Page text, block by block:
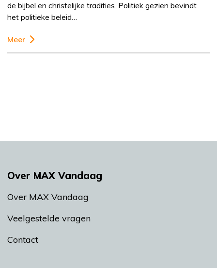
de bijbel en christelijke tradities. Politiek gezien bevindt
het politieke beleid…
Meer
Over MAX Vandaag
Over MAX Vandaag
Veelgestelde vragen
Contact